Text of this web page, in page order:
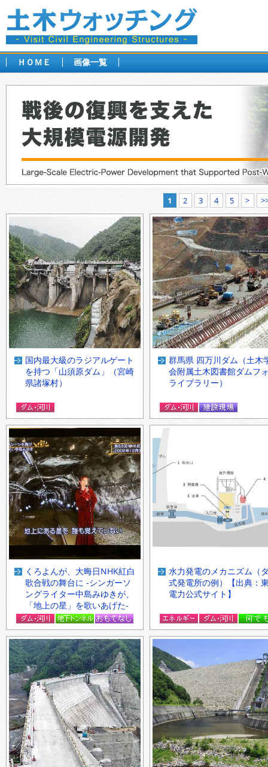
ＨＯＭＥ 画像一覧
1 2 3 4 5 >
国内最大級のラジアルゲート
を持つ「山須原ダム」（宮崎
県諸塚村）
群馬県 四万川ダム（土木
会附属土木図書館ダムフ
ライブラリー）
くろよんが、大晦日NHK紅白
歌合戦の舞台に -シンガーソ
ングライター中島みゆきが、
「地上の星」を歌いあげた-
水力発電のメカニズム（
式発電所の例）【出典：
電力公式サイト】